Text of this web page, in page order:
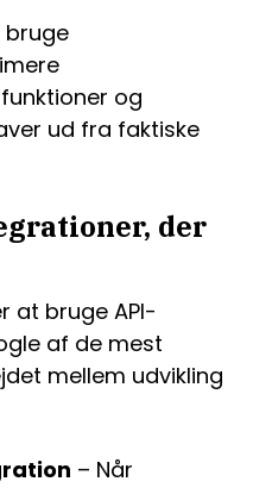
bruge
og
ud fra faktiske
der
at bruge API-
af de mest
mellem udvikling
– Når